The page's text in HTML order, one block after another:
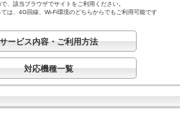
、該当ブラウザでサイトをご利用ください。
は、4G回線、Wi-Fi環境のどちらからでもご利用可能です
サービス内容・ご利用方法
対応機種一覧